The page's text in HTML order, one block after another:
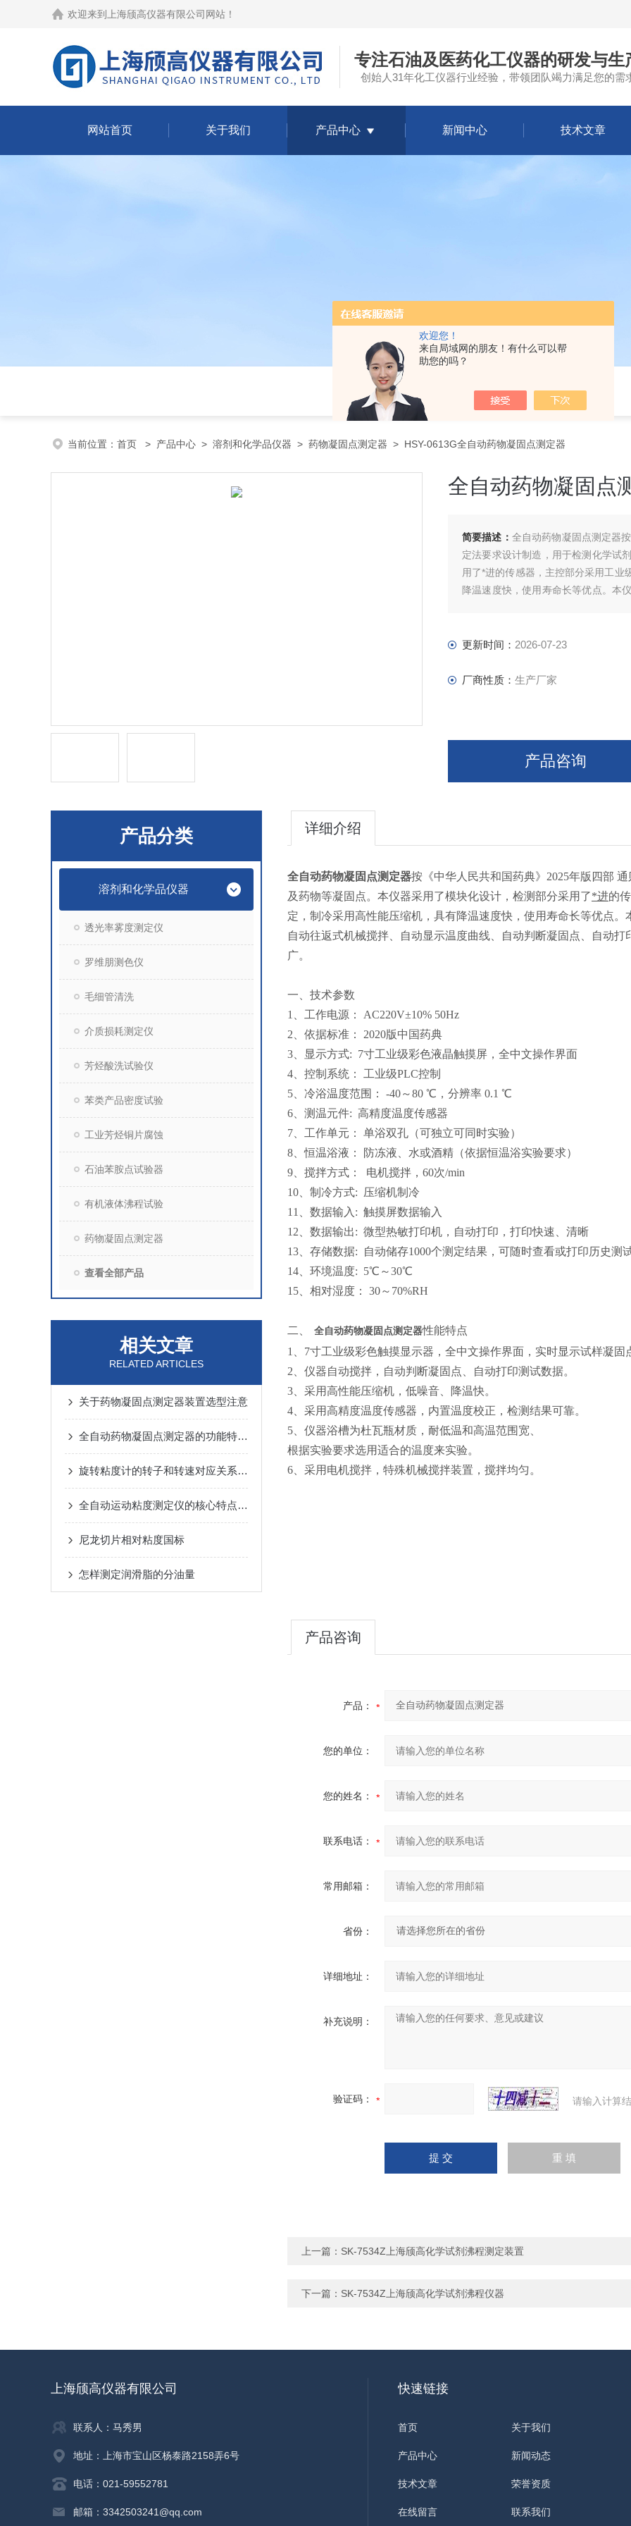
欢迎您！
来自局域网的朋友！有什么可以帮
助您的吗？
欢迎来到 上海颀高仪器有限公司网站 ！
专注石油及医药化工仪器的研发与生
创始人31年化工仪器行业经验，带领团队竭力满足您的需
网站首页 关于我们 产品中心 新闻中心 技术文章
当前位置： 首页 > 产品中心 > 溶剂和化学品仪器 > 药物凝固点测定器 > HSY-0613G全自动药物凝固点测定器
全自动药物凝固点
简要描述： 全自动药物凝固点测定器
定法要求设计制造，用于检测化学试
用了*进的传感器，主控部分采用工业
降温速度快，使用寿命长等优点。本
更新时间： 2026-07-23
厂商性质： 生产厂家
产品咨询
产品分类
溶剂和化学品仪器
透光率雾度测定仪
罗维朋测色仪
毛细管清洗
介质损耗测定仪
芳烃酸洗试验仪
苯类产品密度试验
工业芳烃铜片腐蚀
石油苯胺点试验器
有机液体沸程试验
药物凝固点测定器
查看全部产品
相关文章
RELATED ARTICLES
关于药物凝固点测定器装置选型注意
全自动药物凝固点测定器的功能特点主要包括哪些？
旋转粘度计的转子和转速对应关系及其应用范围
全自动运动粘度测定仪的核心特点及应用行业
尼龙切片相对粘度国标
怎样测定润滑脂的分油量
详细介绍
全自动药物凝固点测定器按《中华人民共和国药典》2025年版四部
及药物等凝固点。本仪器采用了模块化设计，检测部分采用了*进的
定，制冷采用高性能压缩机，具有降温速度快，使用寿命长等优点
自动往返式机械搅拌、自动显示温度曲线、自动判断凝固点、自动
广。
一、技术参数
1、工作电源： AC220V±10% 50Hz
2、依据标准： 2020版中国药典
3、显示方式: 7寸工业级彩色液晶触摸屏，全中文操作界面
4、控制系统： 工业级PLC控制
5、冷浴温度范围： -40～80 ℃，分辨率 0.1 ℃
6、测温元件: 高精度温度传感器
7、工作单元： 单浴双孔（可独立可同时实验）
8、恒温浴液： 防冻液、水或酒精（依据恒温浴实验要求）
9、搅拌方式： 电机搅拌，60次/min
10、制冷方式: 压缩机制冷
11、数据输入: 触摸屏数据输入
12、数据输出: 微型热敏打印机，自动打印，打印快速、清晰
13、存储数据: 自动储存1000个测定结果，可随时查看或打印历史测
14、环境温度: 5℃～30℃
15、相对湿度： 30～70%RH
二、 全自动药物凝固点测定器性能特点
1、7寸工业级彩色触摸显示器，全中文操作界面，实时显示试样凝固
2、仪器自动搅拌，自动判断凝固点、自动打印测试数据。
3、采用高性能压缩机，低噪音、降温快。
4、采用高精度温度传感器，内置温度校正，检测结果可靠。
5、仪器浴槽为杜瓦瓶材质，耐低温和高温范围宽、
根据实验要求选用适合的温度来实验。
6、采用电机搅拌，特殊机械搅拌装置，搅拌均匀。
产品咨询
产品：
您的单位：
您的姓名：
联系电话：
常用邮箱：
省份：
详细地址：
补充说明：
验证码： 请输入计算
上一篇： SK-7534Z上海颀高化学试剂沸程测定装置
下一篇： SK-7534Z上海颀高化学试剂沸程仪器
上海颀高仪器有限公司
联系人：马秀男
地址：上海市宝山区杨泰路2158弄6号
电话：021-59552781
邮箱：3342503241@qq.com
快速链接
首页 关于我们
产品中心 新闻动态
技术文章 荣誉资质
在线留言 联系我们